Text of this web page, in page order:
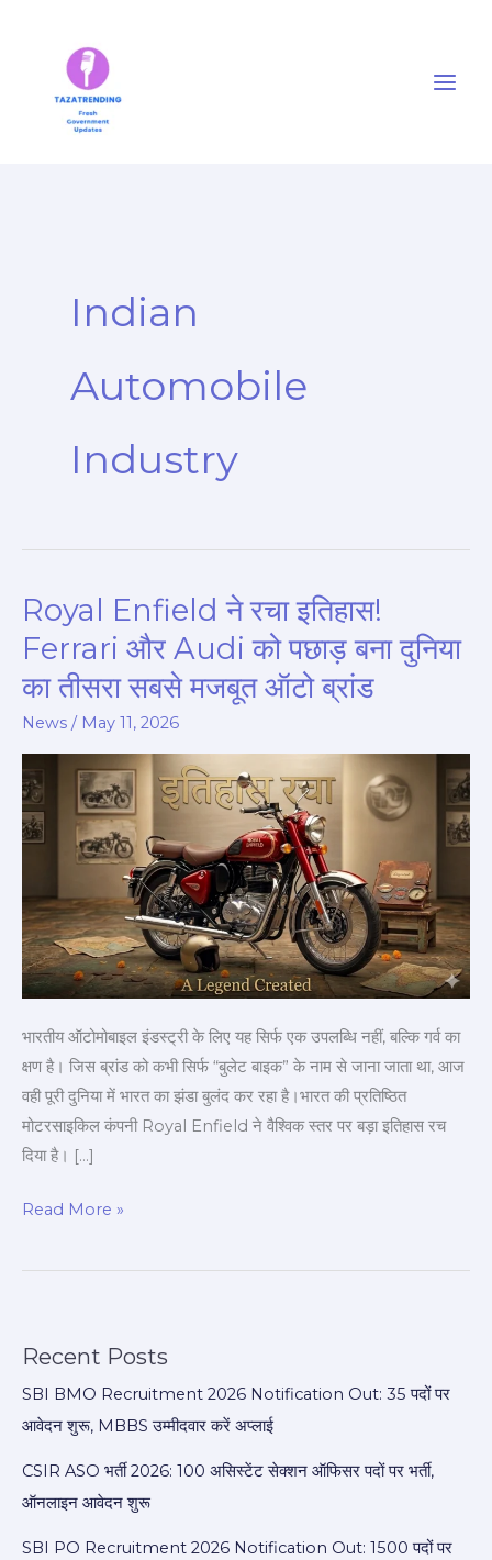
Indian
Automobile
Industry
Royal Enfield ने रचा इतिहास!
Ferrari और Audi को पछाड़ बना दुनिया
का तीसरा सबसे मजबूत ऑटो ब्रांड
News / May 11, 2026
भारतीय ऑटोमोबाइल इंडस्ट्री के लिए यह सिर्फ एक उपलब्धि नहीं, बल्कि गर्व का
क्षण है। जिस ब्रांड को कभी सिर्फ “बुलेट बाइक” के नाम से जाना जाता था, आज
वही पूरी दुनिया में भारत का झंडा बुलंद कर रहा है।भारत की प्रतिष्ठित
मोटरसाइकिल कंपनी Royal Enfield ने वैश्विक स्तर पर बड़ा इतिहास रच
दिया है। […]
Royal
Enfield
ने
रचा
इतिहास!
Ferrari
और
Audi
को
बना
दुनिया
का
तीसरा
मजबूत
ऑटो
ब्रांड
Read More »
Recent Posts
SBI BMO Recruitment 2026 Notification Out: 35 पदों पर
आवेदन शुरू, MBBS उम्मीदवार करें अप्लाई
CSIR ASO भर्ती 2026: 100 असिस्टेंट सेक्शन ऑफिसर पदों पर भर्ती,
ऑनलाइन आवेदन शुरू
SBI PO Recruitment 2026 Notification Out: 1500 पदों पर